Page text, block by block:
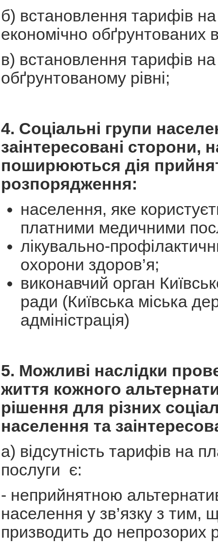
б) встановлення тарифів на
економічно обґрунтованих
в) встановлення тарифів
обґрунтованому рівні;
4. Соціальні групи
заінтересовані сторони,
поширюються дія
розпорядження:
населення, яке
платними медичними
лікувально-
охорони здоров’я;
виконавчий орган
ради (Київська міська
адміністрація)
5. Можливі наслідки
життя кожного
рішення для різних
населення та
а) відсутність тарифів на
послуги є:
- неприйнятною
населення у зв’язку з тим,
призводить до непрозорих